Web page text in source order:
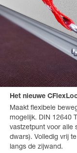
Het nieuwe
Maakt flexibele
mogelijk. DIN 12640
vastzetpunt voor alle
dwars). Volledig vrij
langs de zijwand.